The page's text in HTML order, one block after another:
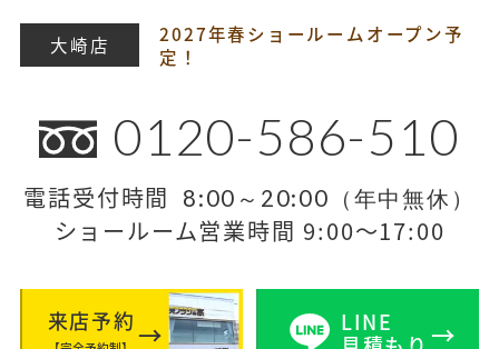
大崎店
2027年春ショールームオープン予
定！
0120-586-510
電話受付時間 8:00～20:00（年中無休）
ショールーム営業時間 9:00～17:00
来店予約
LINE